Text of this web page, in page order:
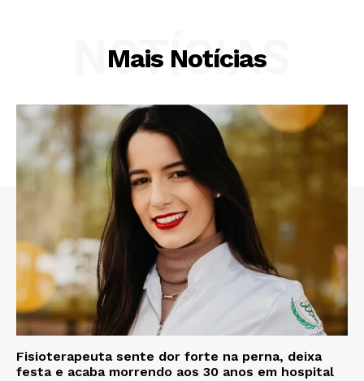
Mais Notícias
NOTÍCIAS
Fisioterapeuta sente dor forte na perna, deixa
festa e acaba morrendo aos 30 anos em hospital